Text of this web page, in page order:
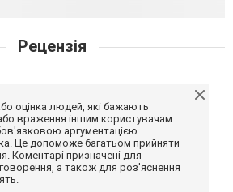
Рецензія
оцінка людей, які бажають
враження іншим користувачам
аргументацією
Це допоможе багатьом прийняти
Коментарі призначені для
а також для роз'яснення